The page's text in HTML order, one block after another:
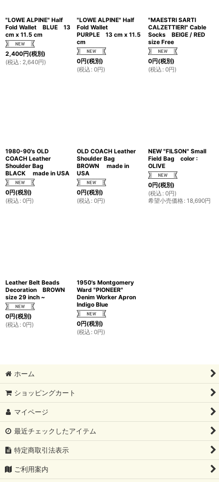
"LOWE ALPINE" Half
Fold Wallet BLUE 13
cm x 11.5 cm
2,400円(税別)
(税込 : 2,640円)
"LOWE ALPINE" Half
Fold Wallet
PURPLE 13 cm x 11.5
cm
0円(税別)
(税込 : 0円)
"MAESTRI SARTI
CALZETTIERI" Cable
Socks BEIGE / RED
size Free
0円(税別)
(税込 : 0円)
1980-90's OLD
COACH Leather
Shoulder Bag
BLACK made in USA
0円(税別)
(税込 : 0円)
OLD COACH Leather
Shoulder Bag
BROWN made in
USA
0円(税別)
(税込 : 0円)
NEW "FILSON" Small
Field Bag color :
OLIVE
0円(税別)
(税込 : 0円)
希望小売価格: 18,690円
Leather Belt Beads
Decoration BROWN
size 29 inch ~
0円(税別)
(税込 : 0円)
1950's Montgomery
Ward "PIONEER"
Denim Worker Apron
Indigo Blue
0円(税別)
(税込 : 0円)
ホーム
ショッピングカート
マイページ
最近チェックしたアイテム
特定商取引法表示
ご利用案内